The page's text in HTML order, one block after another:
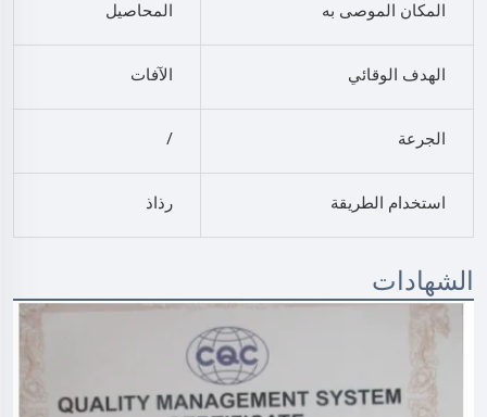
المكان الموصى به المحاصيل
الهدف الوقائي الآفات
الجرعة /
استخدام الطريقة رذاذ
الشهادات